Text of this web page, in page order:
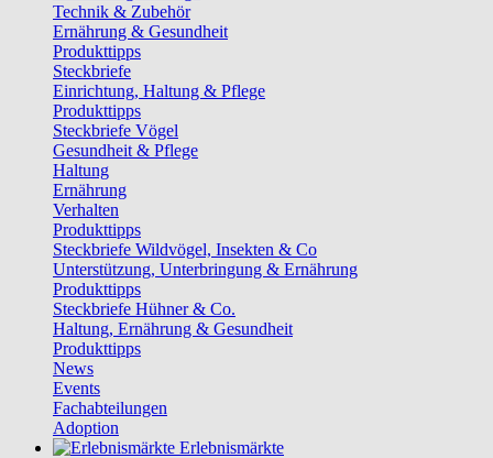
Technik & Zubehör
Ernährung & Gesundheit
Produkttipps
Steckbriefe
Einrichtung, Haltung & Pflege
Produkttipps
Steckbriefe Vögel
Gesundheit & Pflege
Haltung
Ernährung
Verhalten
Produkttipps
Steckbriefe Wildvögel, Insekten & Co
Unterstützung, Unterbringung & Ernährung
Produkttipps
Steckbriefe Hühner & Co.
Haltung, Ernährung & Gesundheit
Produkttipps
News
Events
Fachabteilungen
Adoption
Erlebnismärkte